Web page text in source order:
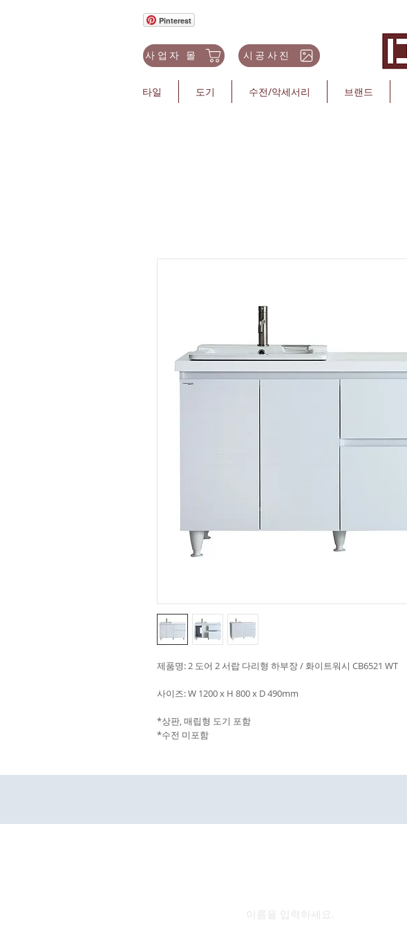
Pinterest
사업자 몰 시공사진
타일 도기 수전/악세서리 브랜드
제품명: 2 도어 2 서랍 다리형 하부장 / 화이트워시 CB6521 WT
사이즈: W 1200 x H 800 x D 490mm
*상판, 매립형 도기 포함
*수전 미포함